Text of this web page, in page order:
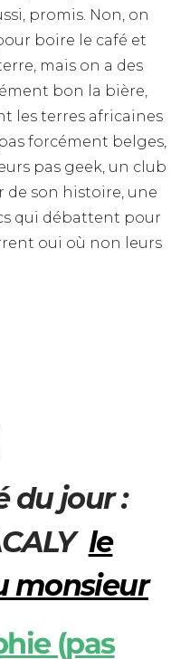
promis. Non, on
boire le café et
mais on a des
bon la bière,
les terres africaines
forcément belges,
pas geek, un club
de son histoire, une
qui débattent pour
oui où non leurs
du jour :
le
monsieur
(pas